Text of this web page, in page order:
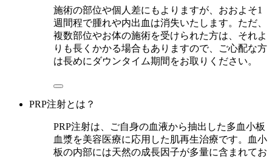
施術の部位や個人差にもよりますが、おおよそ1
週間程で腫れや内出血は消失いたします。ただ、
複数部位やお体の施術を受けられた方は、それよ
りも長くかかる場合もありますので、ご心配な方
は長めにダウンタイム期間をお取りください。
PRP注射とは？
PRP注射は、ご自身の血液から抽出した多血小板
血漿を美容医療に応用した肌再生治療です。血小
板の内部には天然の成長因子が多量に含まれてお